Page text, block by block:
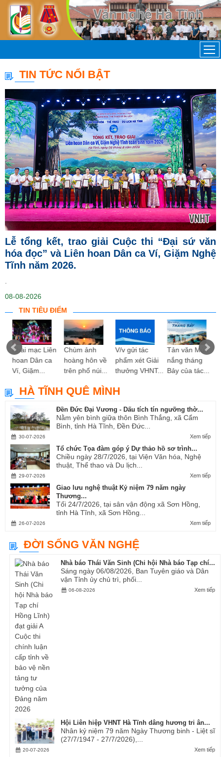
TIN TỨC NỔI BẬT
Lễ tổng kết, trao giải Cuộc thi “Đại sứ văn
hóa đọc” và Liên hoan Dân ca Ví, Giặm Nghệ
Tĩnh năm 2026.
08-08-2026
TIN TIÊU ĐIỂM
Khai mạc Liên
hoan Dân ca
Ví, Giặm...
Chùm ảnh
hoàng hôn về
trên phố núi...
V/v gửi tác
phẩm xét Giải
thưởng VHNT...
Tản văn Mùa
nắng tháng
Bảy của tác...
HÀ TĨNH QUÊ MÌNH
Đền Đức Đại Vương - Dấu tích tín ngưỡng thờ...
Nằm yên bình giữa thôn Bình Thắng, xã Cẩm
Bình, tỉnh Hà Tĩnh, Đền Đức...
Xem tiếp
30-07-2026
Tổ chức Tọa đàm góp ý Dự thảo hồ sơ trình...
Chiều ngày 28/7/2026, tại Viện Văn hóa, Nghệ
thuật, Thể thao và Du lịch...
Xem tiếp
29-07-2026
Giao lưu nghệ thuật Kỷ niệm 79 năm ngày
Thương...
Tối 24/7/2026, tại sân vận động xã Sơn Hồng,
tỉnh Hà Tĩnh, xã Sơn Hồng...
Xem tiếp
26-07-2026
ĐỜI SỐNG VĂN NGHỆ
Nhà báo Thái Văn Sinh (Chi hội Nhà báo Tạp chí...
Sáng ngày 06/08/2026, Ban Tuyên giáo và Dân
vận Tỉnh ủy chủ trì, phối...
Xem tiếp
06-08-2026
Hội Liên hiệp VHNT Hà Tĩnh dâng hương tri ân...
Nhân kỷ niệm 79 năm Ngày Thương binh - Liệt sĩ
(27/7/1947 - 27/7/2026),...
Xem tiếp
20-07-2026